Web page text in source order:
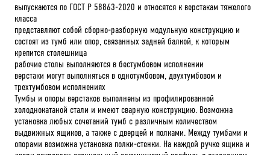
выпускаются по ГОСТ Р 58863-2020 и относятся к верстакам тяжелого
класса
представляют собой сборно-разборную модульную конструкцию и
состоят из тумб или опор, связанных задней балкой, к которым
крепится столешница
рабочие столы выполняются в бестумбовом исполнении
верстаки могут выполняться в однотумбовом, двухтумбовом и
трехтумбовом исполнениях
Тумбы и опоры верстаков выполнены из профилированной
холоднокатаной стали и имеют сварную конструкцию. Возможна
установка любых сочетаний тумб с различным количеством
выдвижных ящиков, а также с дверцей и полками. Между тумбами и
опорами возможна установка полки-стенки. На каждой ручке ящика и